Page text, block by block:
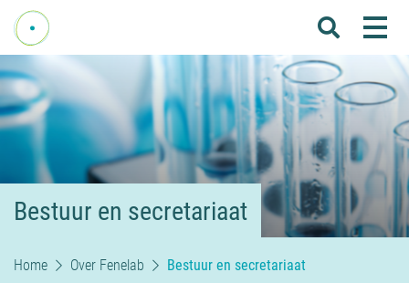
Home
Over Fenelab
Commissies
Donateurs
Bestuur en secretariaat
Home Over Fenelab Bestuur en secretariaat